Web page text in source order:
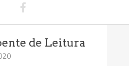
de Leitura